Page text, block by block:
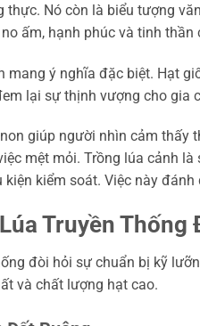
thực. Nó còn là biểu tượng
ấm, hạnh phúc và tinh thần
mang ý nghĩa đặc biệt. Hạt
lại sự thịnh vượng cho gia
giúp người nhìn cảm thấy
mệt mỏi. Trồng lúa cảnh
kiểm soát. Việc này
Truyền Thống
đòi hỏi sự chuẩn bị kỹ
và chất lượng hạt cao.